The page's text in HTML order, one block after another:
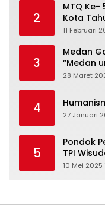
2
MTQ
Kota
11 Februari
3
Medan
“Medan
28 Maret
4 27 Januari
5
Pondok
TPI
XXXIII
10 Mei 2025